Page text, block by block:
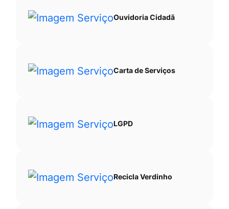
Ouvidoria Cidadã
Carta de Serviços
LGPD
Recicla Verdinho